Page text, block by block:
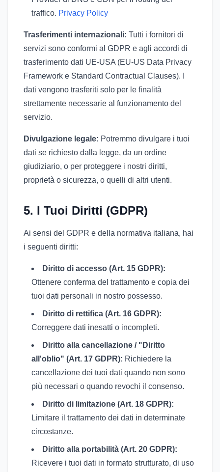
traffico. Privacy Policy
Trasferimenti internazionali: Tutti i fornitori di
servizi sono conformi al GDPR e agli accordi di
trasferimento dati UE-USA (EU-US Data Privacy
Framework e Standard Contractual Clauses). I
dati vengono trasferiti solo per le finalità
strettamente necessarie al funzionamento del
servizio.
Divulgazione legale: Potremmo divulgare i tuoi
dati se richiesto dalla legge, da un ordine
giudiziario, o per proteggere i nostri diritti,
proprietà o sicurezza, o quelli di altri utenti.
5. I Tuoi Diritti (GDPR)
Ai sensi del GDPR e della normativa italiana, hai
i seguenti diritti:
Diritto di accesso (Art. 15 GDPR):
Ottenere conferma del trattamento e copia dei
tuoi dati personali in nostro possesso.
Diritto di rettifica (Art. 16 GDPR):
Correggere dati inesatti o incompleti.
Diritto alla cancellazione / "Diritto
all'oblio" (Art. 17 GDPR): Richiedere la
cancellazione dei tuoi dati quando non sono
più necessari o quando revochi il consenso.
Diritto di limitazione (Art. 18 GDPR):
Limitare il trattamento dei dati in determinate
circostanze.
Diritto alla portabilità (Art. 20 GDPR):
Ricevere i tuoi dati in formato strutturato, di uso